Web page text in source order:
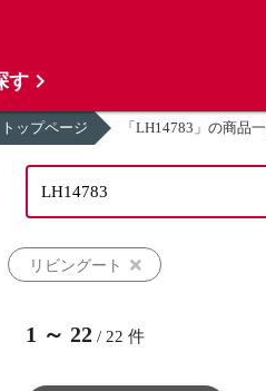
トップページ 「LH14783」の商品
リビングート
1 ～ 22 / 22 件
す